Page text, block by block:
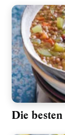
Die